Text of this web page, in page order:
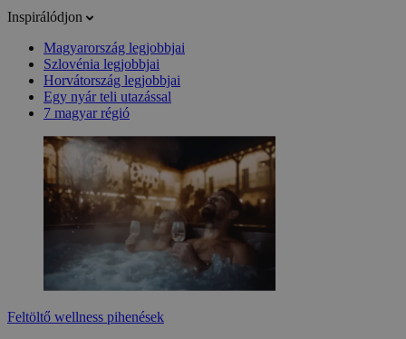
Inspirálódjon
Magyarország legjobbjai
Szlovénia legjobbjai
Horvátország legjobbjai
Egy nyár teli utazással
7 magyar régió
Feltöltő wellness pihenések